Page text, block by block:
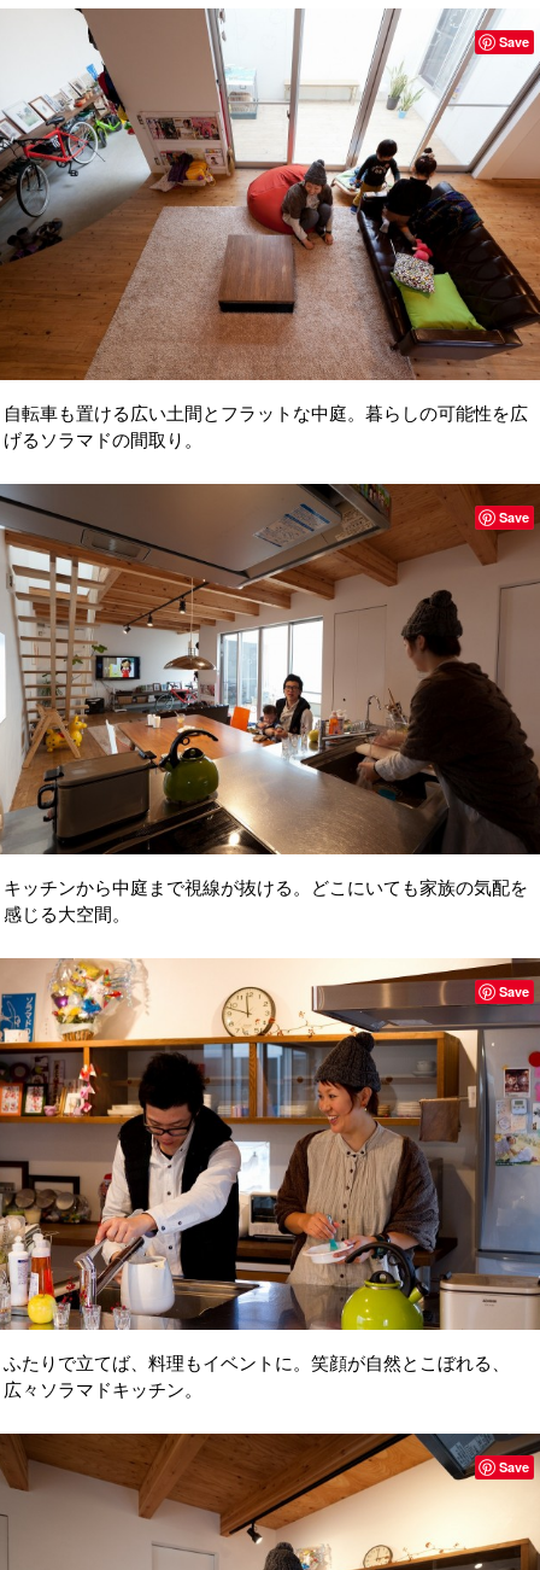
自転車も置ける広い土間とフラットな中庭。暮らしの可能性を広
げるソラマドの間取り。
Save
キッチンから中庭まで視線が抜ける。どこにいても家族の気配を
感じる大空間。
Save
ふたりで立てば、料理もイベントに。笑顔が自然とこぼれる、
広々ソラマドキッチン。
Save
Save